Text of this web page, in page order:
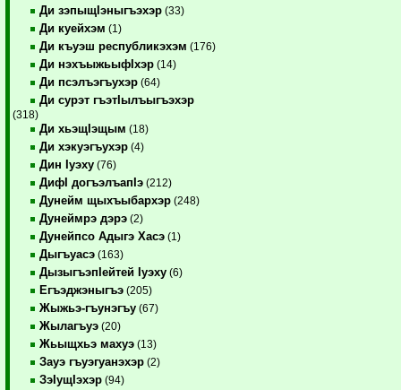
Ди зэпыщIэныгъэхэр (33)
Ди куейхэм (1)
Ди къуэш республикэхэм (176)
Ди нэхъыжьыфIхэр (14)
Ди псэлъэгъухэр (64)
Ди сурэт гъэтIылъыгъэхэр
(318)
Ди хьэщIэщым (18)
Ди хэкуэгъухэр (4)
Дин Iуэху (76)
ДифI догъэлъапIэ (212)
Дунейм щыхъыбархэр (248)
Дунеймрэ дэрэ (2)
Дунейпсо Адыгэ Хасэ (1)
Дыгъуасэ (163)
ДызыгъэпIейтей Iуэху (6)
Егъэджэныгъэ (205)
Жыжьэ-гъунэгъу (67)
Жылагъуэ (20)
Жьыщхьэ махуэ (13)
Зауэ гъуэгуанэхэр (2)
ЗэIущIэхэр (94)